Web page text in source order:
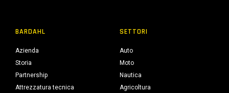
BARDAHL
Azienda
Storia
Partnership
Attrezzatura tecnica
SETTORI
Auto
Moto
Nautica
Agricoltura